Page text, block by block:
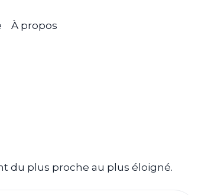
À propos
du plus proche au plus éloigné.